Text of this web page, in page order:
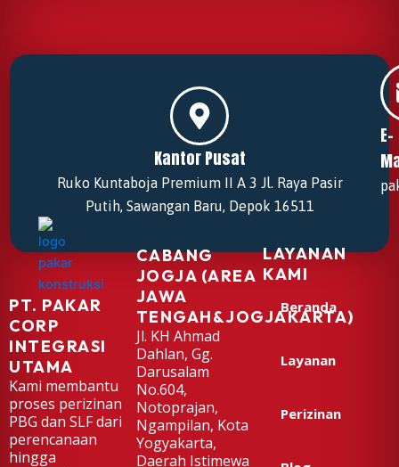
Kantor Pusat
Ruko Kuntaboja Premium II A 3 Jl. Raya Pasir
Putih, Sawangan Baru, Depok 16511
E-
PT. PAKAR
CORP
INTEGRASI
UTAMA
Kami membantu
proses perizinan
PBG dan SLF dari
perencanaan
hingga
CABANG
JOGJA (AREA
JAWA
TENGAH&JOGJAKARTA)
Jl. KH Ahmad
Dahlan, Gg.
Darusalam
No.604,
Notoprajan,
Ngampilan, Kota
Yogyakarta,
Daerah Istimewa
LAYANAN
KAMI
Beranda
Layanan
Perizinan